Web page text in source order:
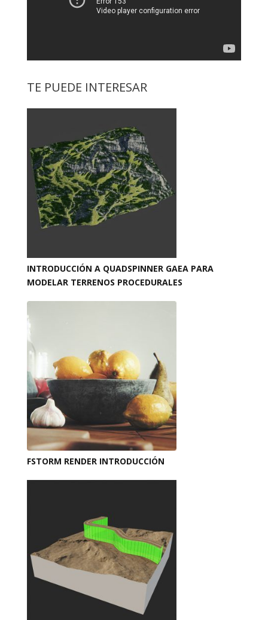
TE PUEDE INTERESAR
INTRODUCCIÓN A QUADSPINNER GAEA PARA
MODELAR TERRENOS PROCEDURALES
FSTORM RENDER INTRODUCCIÓN